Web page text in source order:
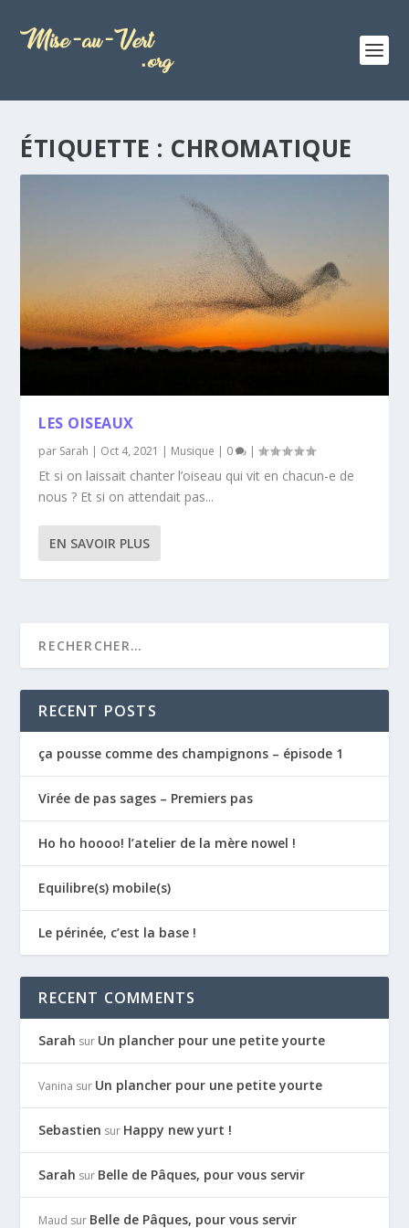
ÉTIQUETTE : CHROMATIQUE
LES OISEAUX
par Sarah | Oct 4, 2021 | Musique | 0 |
Et si on laissait chanter l’oiseau qui vit en chacun-e de
nous ? Et si on attendait pas...
EN SAVOIR PLUS
RECENT POSTS
ça pousse comme des champignons – épisode 1
Virée de pas sages – Premiers pas
Ho ho hoooo! l’atelier de la mère nowel !
Equilibre(s) mobile(s)
Le périnée, c’est la base !
RECENT COMMENTS
Sarah sur Un plancher pour une petite yourte
Vanina sur Un plancher pour une petite yourte
Sebastien sur Happy new yurt !
Sarah sur Belle de Pâques, pour vous servir
Maud sur Belle de Pâques, pour vous servir